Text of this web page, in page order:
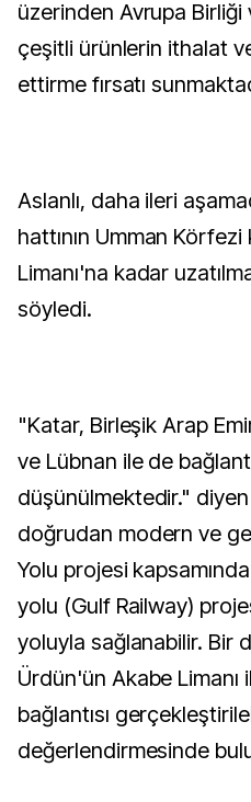
üzerinden Avrupa
çeşitli ürünlerin ithalat
ettirme fırsatı
Aslanlı, daha ileri
hattının Umman Körfezi
Limanı'na kadar
söyledi.
"Katar, Birleşik Arap
ve Lübnan ile de
düşünülmektedir." diyen
doğrudan modern ve
Yolu projesi
yolu (Gulf Railway)
yoluyla sağlanabilir. Bir
Ürdün'ün Akabe Limanı
bağlantısı
değerlendirmesinde